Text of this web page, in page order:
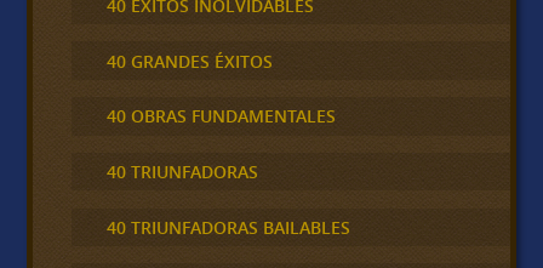
40 ÉXITOS INOLVIDABLES
40 GRANDES ÉXITOS
40 OBRAS FUNDAMENTALES
40 TRIUNFADORAS
40 TRIUNFADORAS BAILABLES